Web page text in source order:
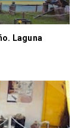
Laguna